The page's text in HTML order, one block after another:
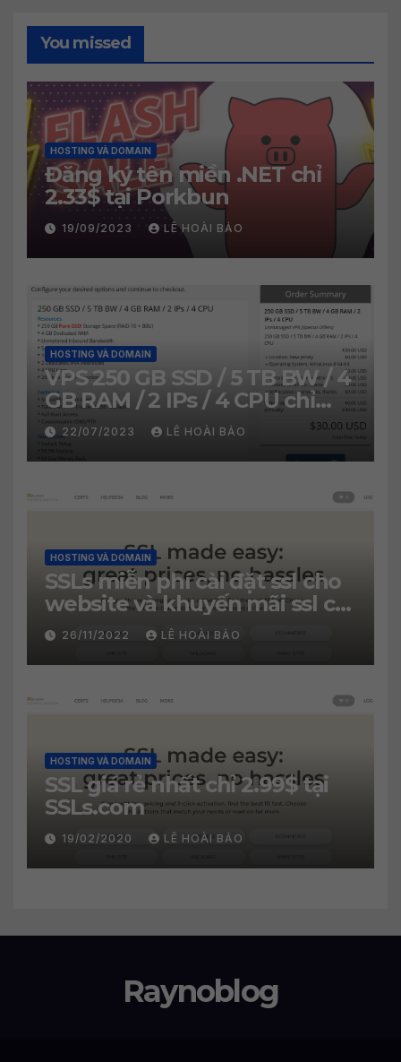
You missed
HOSTING VÀ DOMAIN
Đăng ký tên miền .NET chỉ
2.33$ tại Porkbun
19/09/2023 LÊ HOÀI BẢO
HOSTING VÀ DOMAIN
VPS 250 GB SSD / 5 TB BW / 4
GB RAM / 2 IPs / 4 CPU chỉ
30$/năm
22/07/2023 LÊ HOÀI BẢO
HOSTING VÀ DOMAIN
SSLs miễn phí cài đặt ssl cho
website và khuyến mãi ssl chỉ
2.99$
26/11/2022 LÊ HOÀI BẢO
HOSTING VÀ DOMAIN
SSL giá rẻ nhất chỉ 2.99$ tại
SSLs.com
19/02/2020 LÊ HOÀI BẢO
Raynoblog